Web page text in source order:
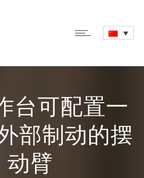
台可配置一
部制动的摆
动臂